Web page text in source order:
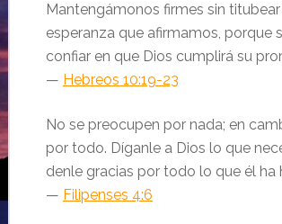
Mantengámonos firmes sin
esperanza que afirmamos, porque
confiar en que Dios cumplirá su
— Hebreos 10:19-23
No se preocupen por nada; en
por todo. Díganle a Dios lo que
denle gracias por todo lo que él ha
— Filipenses 4:6